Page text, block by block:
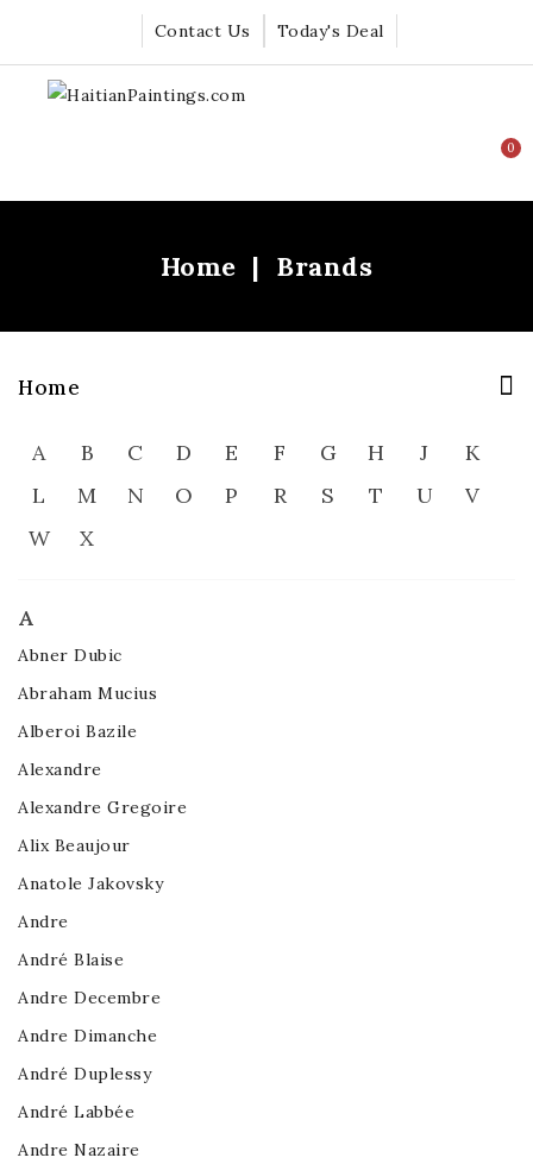
Today's Deal
Contact Us
0
Home Brands
Home
A B C D E F G H J
K
L
M N O P R S T U
V
W
X
A
Abner Dubic
Abraham Mucius
Alberoi Bazile
Alexandre
Alexandre Gregoire
Alix Beaujour
Anatole Jakovsky
Andre
André Blaise
Andre Decembre
Andre Dimanche
André Duplessy
André Labbée
Andre Nazaire